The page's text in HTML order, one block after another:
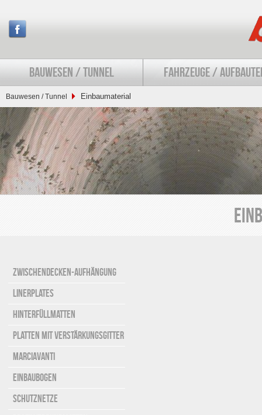
BAUWESEN / TUNNEL FAHRZEUGE /
Bauwesen / Tunnel Einbaumaterial
Zwischendecken-aufhängung
Linerplates
Hinterfüllmatten
Platten mit Verstärkungsgitter
Marciavanti
Einbaubogen
Schutznetze